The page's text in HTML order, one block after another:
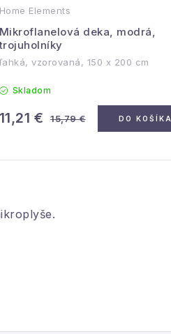
Home Elements
Mikroflanelová deka, modrá,
trojuholníky
ľahká, vzorovaná, 150 x 200 cm
Skladom
11,21 € 15,79 € DO KOŠÍKA